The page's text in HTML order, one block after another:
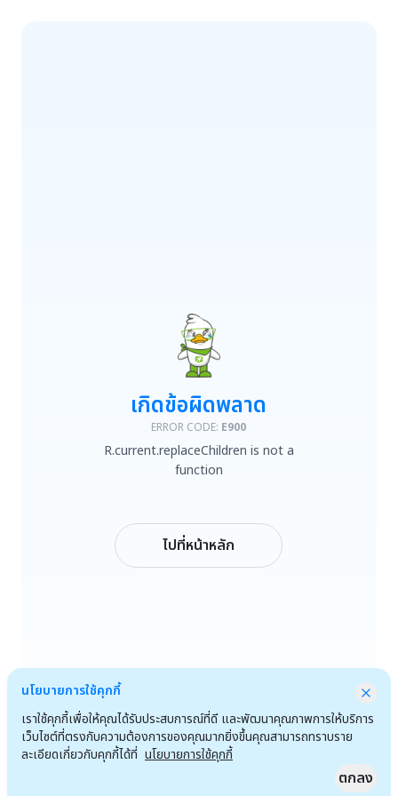
R.current.replaceChildren is not a function
เกิดข้อผิดพลาด
ERROR CODE: E900
R.current.replaceChildren is not a
function
ไปที่หน้าหลัก
นโยบายการใช้คุกกี้
เราใช้คุกกี้เพื่อให้คุณได้รับประสบการณ์ที่ดี และพัฒนาคุณภาพการให้บริการ
เว็บไซต์ที่ตรงกับความต้องการของคุณมากยิ่งขึ้นคุณสามารถทราบราย
ละเอียดเกี่ยวกับคุกกี้ได้ที่ นโยบายการใช้คุกกี้
ตกลง